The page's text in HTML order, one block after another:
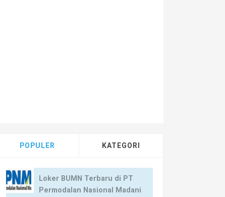
POPULER KATEGORI
Loker BUMN Terbaru di PT
Permodalan Nasional Madani